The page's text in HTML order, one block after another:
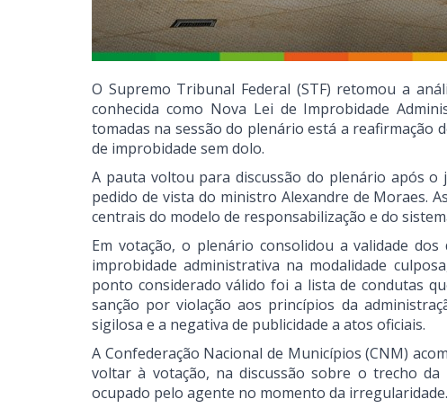
O Supremo Tribunal Federal (STF) retomou a
conhecida como Nova Lei de Improbidade
tomadas na sessão do plenário está a reafirmação
de improbidade sem dolo.
A pauta voltou para discussão do plenário após
pedido de vista do ministro Alexandre de Moraes.
centrais do modelo de responsabilização e do
Em votação, o plenário consolidou a validade
improbidade administrativa na modalidade
ponto considerado válido foi a lista de condutas
sanção por violação aos princípios da
sigilosa e a negativa de publicidade a atos oficiais.
A Confederação Nacional de Municípios (CNM)
voltar à votação, na discussão sobre o trecho
ocupado pelo agente no momento da irregularidade.